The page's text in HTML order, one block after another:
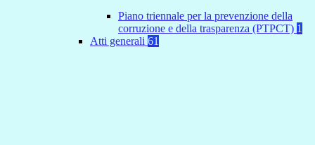
Piano triennale per la prevenzione della
corruzione e della trasparenza (PTPCT) 1
Atti generali 61